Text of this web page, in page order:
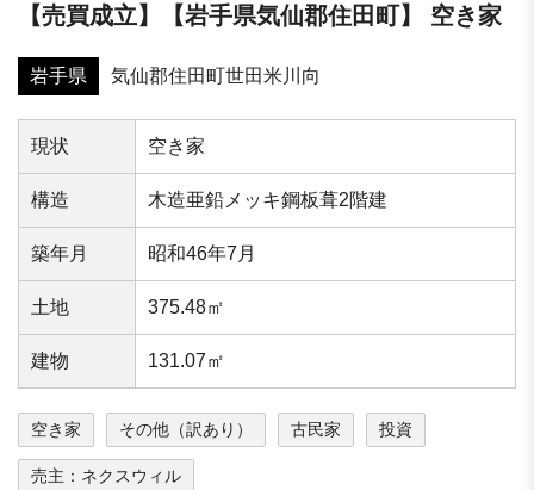
【売買成立】【岩⼿県気仙郡住⽥町】 空き家
岩手県 気仙郡住⽥町世⽥⽶川向
現状 空き家
構造 木造亜鉛メッキ鋼板葺2階建
築年⽉ 昭和46年7月
⼟地 375.48㎡
建物 131.07㎡
空き家 その他（訳あり） 古民家 投資
売主：ネクスウィル